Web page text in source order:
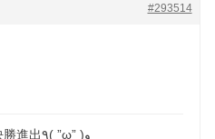
#293514
綿貫選手７－５、７－６決勝進出٩( ”ω” )و